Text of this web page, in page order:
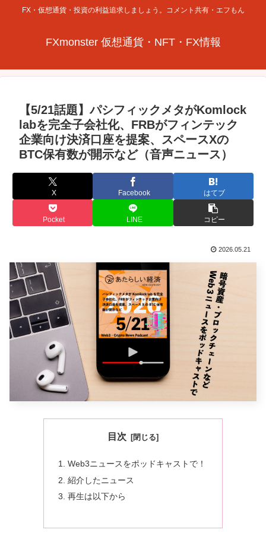
FX・仮想通貨・投資の利益追求しましょう。コメント共有・エフもん
FXmonster 仮想通貨・NFT・FX情報
【5/21話題】パシフィックメタがKomlock
labを完全子会社化、FRBがフィンテック
企業向け決済口座を提案、スペースXの
BTC保有数が開示など（音声ニュース）
X Facebook はてブ
Pocket LINE コピー
2026.05.21
目次
Web3ニュースをポッドキャストで！
紹介したニュース
再生は以下から